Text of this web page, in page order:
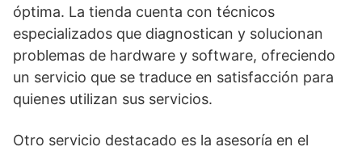
óptima. La tienda cuenta con técnicos
especializados que diagnostican y solucionan
problemas de hardware y software, ofreciendo
un servicio que se traduce en satisfacción para
quienes utilizan sus servicios.
Otro servicio destacado es la asesoría en el